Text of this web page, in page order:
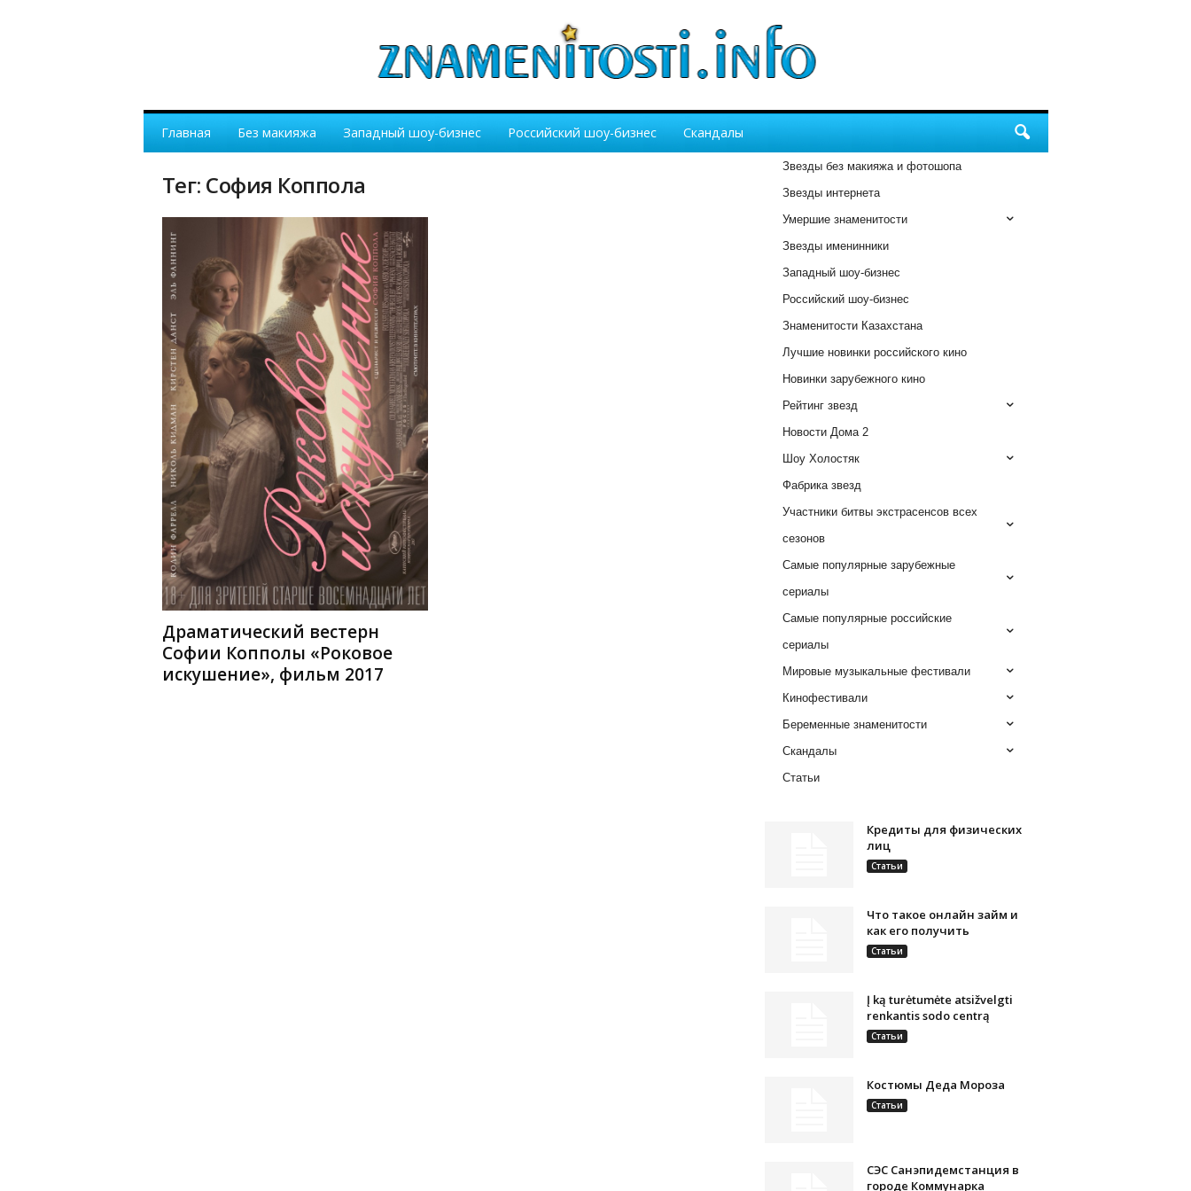
Главная Без макияжа Западный шоу-бизнес Российский шоу-бизнес Скандалы
Тег: София Коппола
Драматический вестерн
Софии Копполы «Роковое
искушение», фильм 2017
Звезды без макияжа и фотошопа
Звезды интернета
Умершие знаменитости
Звезды именинники
Западный шоу-бизнес
Российский шоу-бизнес
Знаменитости Казахстана
Лучшие новинки российского кино
Новинки зарубежного кино
Рейтинг звезд
Новости Дома 2
Шоу Холостяк
Фабрика звезд
Участники битвы экстрасенсов всех
сезонов
Самые популярные зарубежные
сериалы
Самые популярные российские
сериалы
Мировые музыкальные фестивали
Кинофестивали
Беременные знаменитости
Скандалы
Статьи
Кредиты для физических
лиц
Статьи
Что такое онлайн займ и
как его получить
Статьи
Į ką turėtumėte atsižvelgti
renkantis sodo centrą
Статьи
Костюмы Деда Мороза
Статьи
СЭС Санэпидемстанция в
городе Коммунарка